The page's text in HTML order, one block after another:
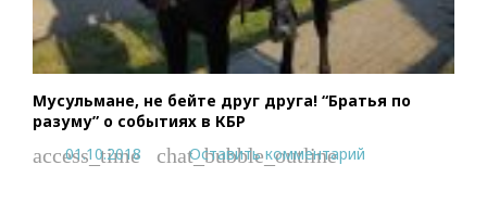
Мусульмане, не бейте друг друга! “Братья по
разуму” о событиях в КБР
access_time
01.10.2018 chat_bubble_outline
Оставить комментарий